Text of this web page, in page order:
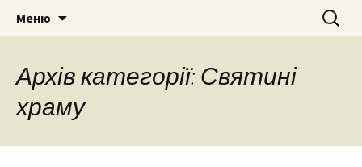
Собор Святих
Рівноапостольних
Костянтина і Єлени, м.
Тернопіль
Собор Святих Рівноапостольних
Костянтина і Єленипіль.
Тернопільська єпархія УПЦ Київського
Патріархату
Меню Пошук:
Архів категорії: Святині
храму